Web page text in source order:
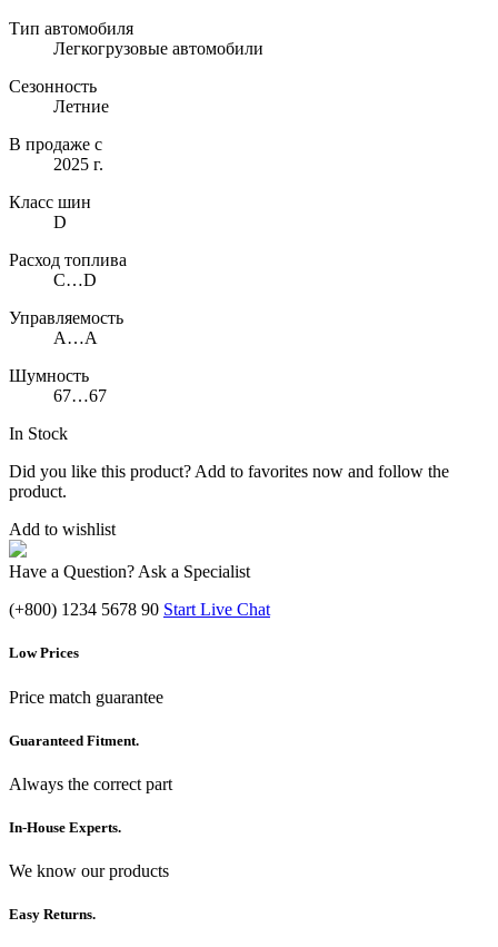
Тип автомобиля
Легкогрузовые автомобили
Сезонность
Летние
В продаже с
2025 г.
Класс шин
D
Расход топлива
C…D
Управляемость
A…A
Шумность
67…67
In Stock
Did you like this product? Add to favorites now and follow the
product.
Add to wishlist
Have a Question? Ask a Specialist
(+800) 1234 5678 90 Start Live Chat
Low Prices
Price match guarantee
Guaranteed Fitment.
Always the correct part
In-House Experts.
We know our products
Easy Returns.